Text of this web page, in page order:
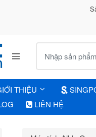
THIỆU
LIÊN HỆ